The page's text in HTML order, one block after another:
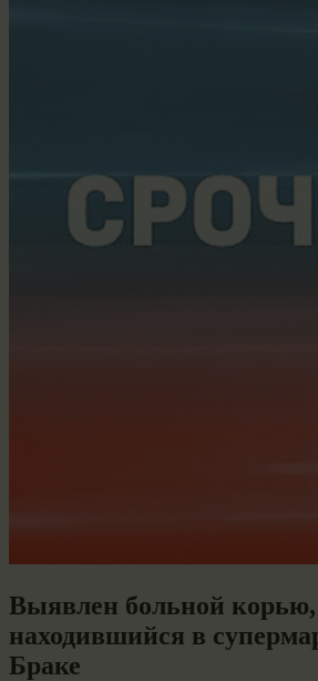
Выявлен больной корью,
находившийся в
Браке